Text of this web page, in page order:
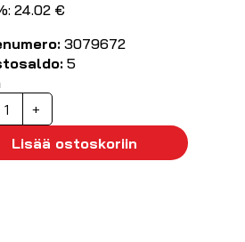
24.02 €
3079672
5
+
Lisää ostoskoriin